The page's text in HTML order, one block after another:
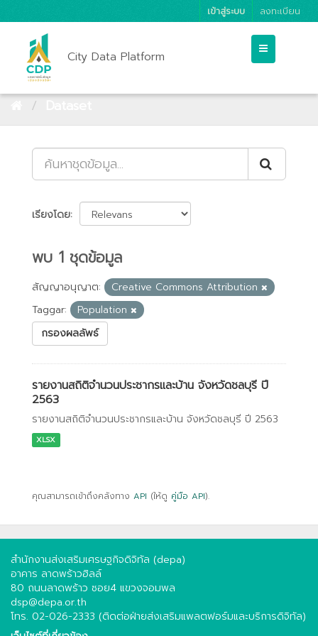
เข้าสู่ระบบ ลงทะเบียน
City Data Platform
เรียงโดย
พบ 1 ชุดข้อมูล
สัญญาอนุญาต:
Creative Commons Attribution
Taggar:
Population
กรองผลลัพธ์
รายงานสถิติจำนวนประชากรและบ้าน จังหวัดชลบุรี ปี
2563
รายงานสถิติจำนวนประชากรและบ้าน จังหวัดชลบุรี ปี 2563
XLSX
คุณสามารถเข้าถึงคลังทาง API (ให้ดู คู่มือ API).
สำนักงานส่งเสริมเศรษฐกิจดิจิทัล (depa)
อาคาร ลาดพร้าวฮิลล์
80 ถนนลาดพร้าว ซอย4 แขวงจอมพล
dsp@depa.or.th
โทร. 02-026-2333 (ติดต่อฝ่ายส่งเสริมแพลตฟอร์มและบริการดิจิทัล)